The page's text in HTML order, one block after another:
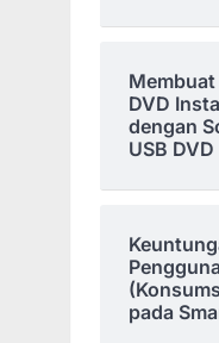
Membuat
DVD
dengan
USB
pada